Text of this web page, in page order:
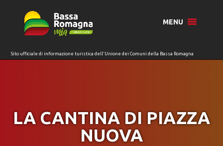
MENU
LA CANTINA DI PIAZZA
NUOVA